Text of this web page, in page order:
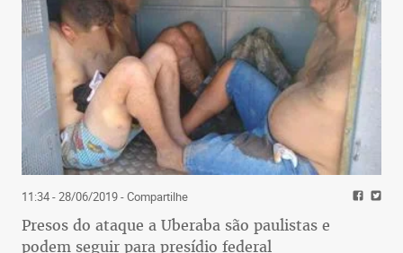
11:34 - 28/06/2019- Compartilhe
Presos do ataque a Uberaba são paulistas e
podem seguir para presídio federal